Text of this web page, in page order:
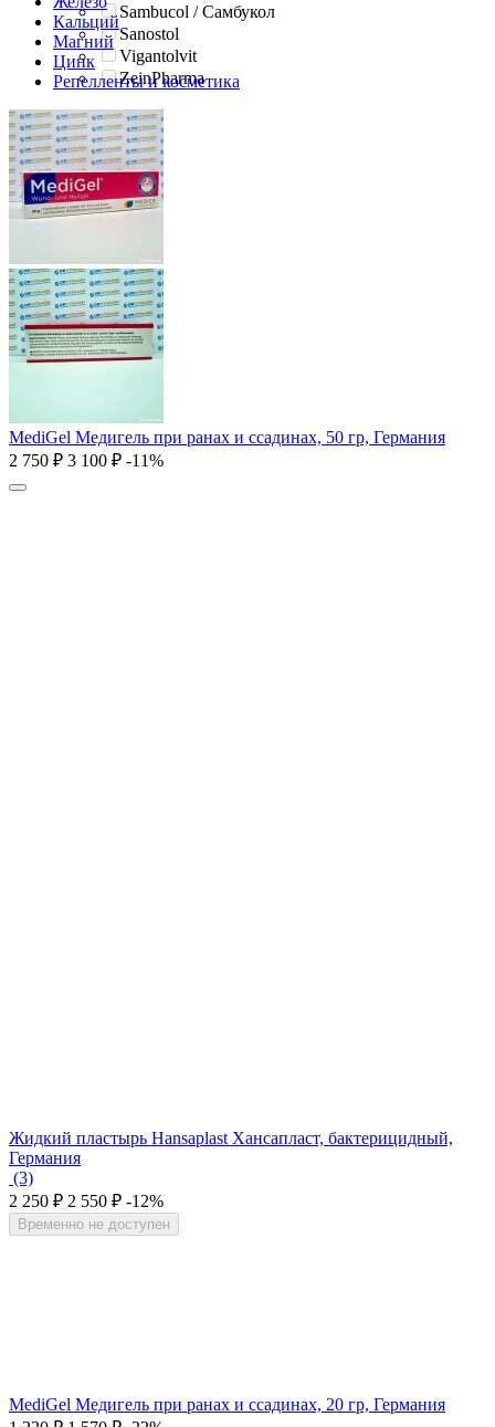
Sambucol / Самбукол
Sanostol
Vigantolvit
ZeinPharma
Кальций
Магний
Цинк
Репелленты и косметика
MediGel Медигель при ранах и ссадинах, 50 гр, Германия
2 750 ₽ 3 100 ₽ -11%
Жидкий пластырь Hansaplast Хансапласт, бактерицидный,
Германия
(3)
2 250 ₽ 2 550 ₽ -12%
Временно не доступен
MediGel Медигель при ранах и ссадинах, 20 гр, Германия